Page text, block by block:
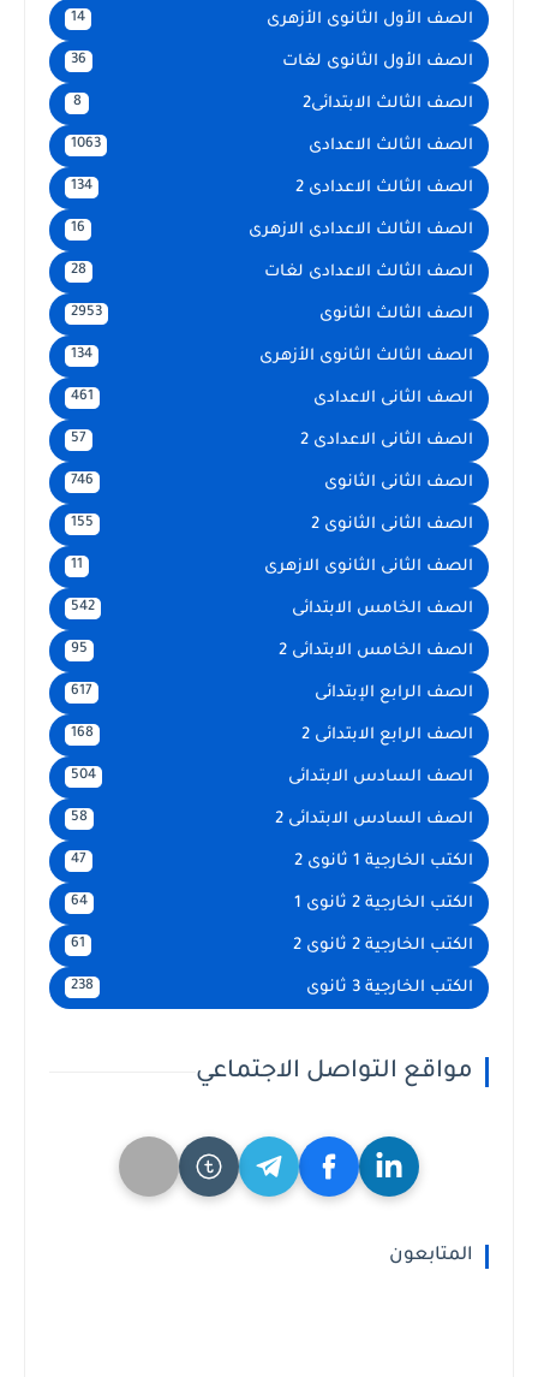
الصف الأول الثانوى الأزهرى 14
الصف الأول الثانوى لغات 36
الصف الثالث الابتدائى2 8
الصف الثالث الاعدادى 1063
الصف الثالث الاعدادى 2 134
الصف الثالث الاعدادى الازهرى 16
الصف الثالث الاعدادى لغات 28
الصف الثالث الثانوى 2953
الصف الثالث الثانوى الأزهرى 134
الصف الثانى الاعدادى 461
الصف الثانى الاعدادى 2 57
الصف الثانى الثانوى 746
الصف الثانى الثانوى 2 155
الصف الثانى الثانوى الازهرى 11
الصف الخامس الابتدائى 542
الصف الخامس الابتدائى 2 95
الصف الرابع الإبتدائى 617
الصف الرابع الابتدائى 2 168
الصف السادس الابتدائى 504
الصف السادس الابتدائى 2 58
الكتب الخارجية 1 ثانوى 2 47
الكتب الخارجية 2 ثانوى 1 64
الكتب الخارجية 2 ثانوى 2 61
الكتب الخارجية 3 ثانوى 238
مواقع التواصل الاجتماعي
المتابعون